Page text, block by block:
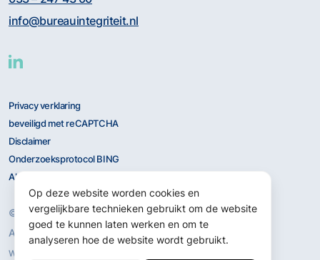
info@bureauintegriteit.nl
Privacy verklaring
beveiligd met reCAPTCHA
Disclaimer
Onderzoeksprotocol BING
Algemene Voorwaarden
© 2026 BING
Alle rechten voorbehouden.
Website door
Op deze website worden cookies en
vergelijkbare technieken gebruikt om de website
goed te kunnen laten werken en om te
analyseren hoe de website wordt gebruikt.